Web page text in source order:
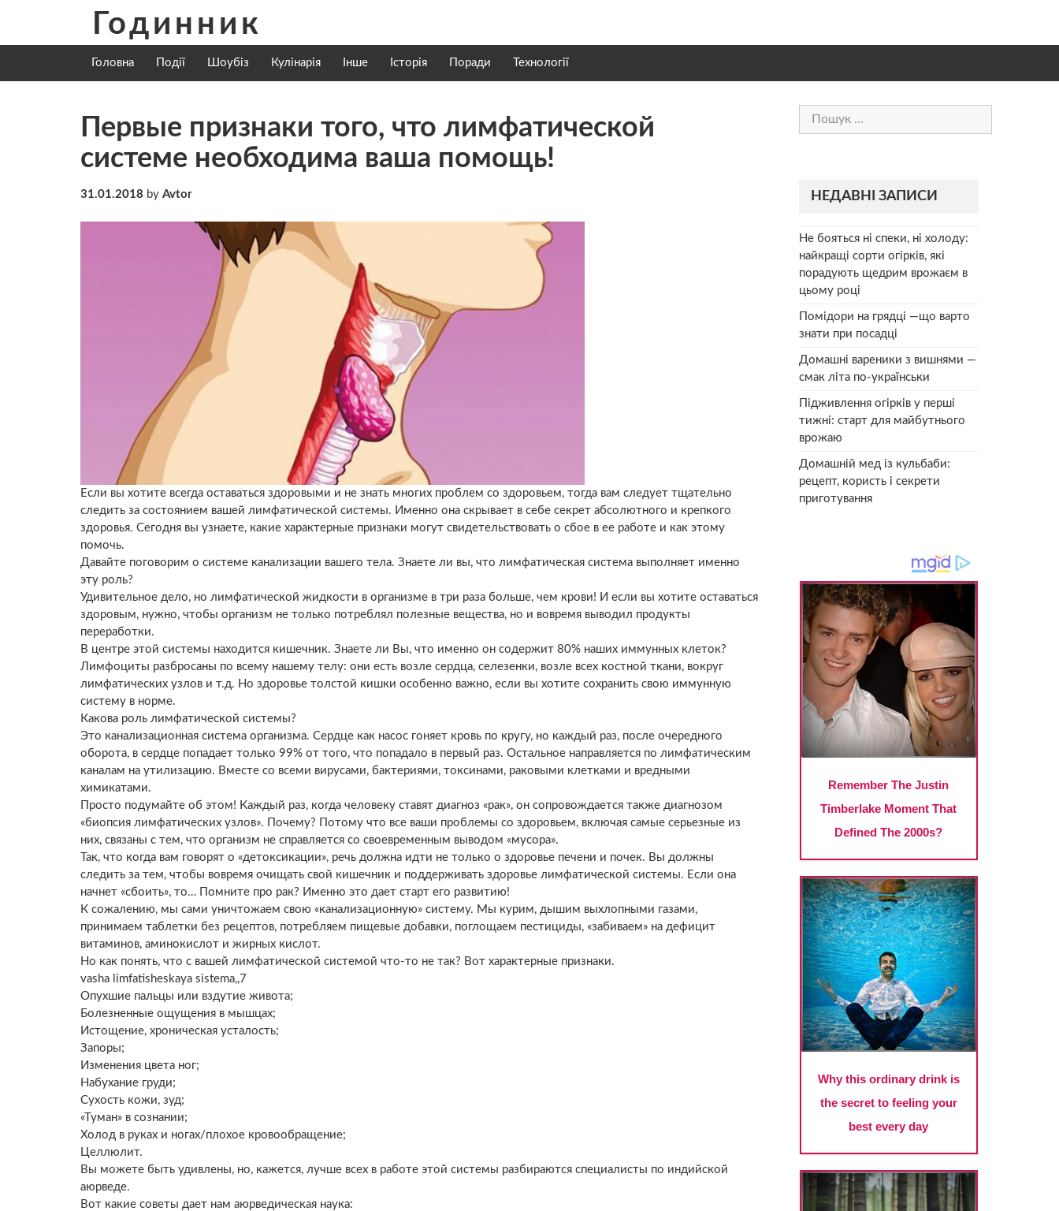
content
Годинник
Головна Події Шоубіз Кулінарія Інше Історія Поради Технології
Первые признаки того, что лимфатической
системе необходима ваша помощь!
31.01.2018 by Avtor
Если вы хотите всегда оставаться здоровыми и не знать многих проблем со здоровьем, тогда вам следует тщательно
следить за состоянием вашей лимфатической системы. Именно она скрывает в себе секрет абсолютного и крепкого
здоровья. Сегодня вы узнаете, какие характерные признаки могут свидетельствовать о сбое в ее работе и как этому
помочь.
Давайте поговорим о системе канализации вашего тела. Знаете ли вы, что лимфатическая система выполняет именно
эту роль?
Удивительное дело, но лимфатической жидкости в организме в три раза больше, чем крови! И если вы хотите оставаться
здоровым, нужно, чтобы организм не только потреблял полезные вещества, но и вовремя выводил продукты
переработки.
В центре этой системы находится кишечник. Знаете ли Вы, что именно он содержит 80% наших иммунных клеток?
Лимфоциты разбросаны по всему нашему телу: они есть возле сердца, селезенки, возле всех костной ткани, вокруг
лимфатических узлов и т.д. Но здоровье толстой кишки особенно важно, если вы хотите сохранить свою иммунную
систему в норме.
Какова роль лимфатической системы?
Это канализационная система организма. Сердце как насос гоняет кровь по кругу, но каждый раз, после очередного
оборота, в сердце попадает только 99% от того, что попадало в первый раз. Остальное направляется по лимфатическим
каналам на утилизацию. Вместе со всеми вирусами, бактериями, токсинами, раковыми клетками и вредными
химикатами.
Просто подумайте об этом! Каждый раз, когда человеку ставят диагноз «рак», он сопровождается также диагнозом
«биопсия лимфатических узлов». Почему? Потому что все ваши проблемы со здоровьем, включая самые серьезные из
них, связаны с тем, что организм не справляется со своевременным выводом «мусора».
Так, что когда вам говорят о «детоксикации», речь должна идти не только о здоровье печени и почек. Вы должны
следить за тем, чтобы вовремя очищать свой кишечник и поддерживать здоровье лимфатической системы. Если она
начнет «сбоить», то… Помните про рак? Именно это дает старт его развитию!
К сожалению, мы сами уничтожаем свою «канализационную» систему. Мы курим, дышим выхлопными газами,
принимаем таблетки без рецептов, потребляем пищевые добавки, поглощаем пестициды, «забиваем» на дефицит
витаминов, аминокислот и жирных кислот.
Но как понять, что с вашей лимфатической системой что-то не так? Вот характерные признаки.
vasha limfatisheskaya sistema,,7
Опухшие пальцы или вздутие живота;
Болезненные ощущения в мышцах;
Истощение, хроническая усталость;
Запоры;
Изменения цвета ног;
Набухание груди;
Сухость кожи, зуд;
«Туман» в сознании;
Холод в руках и ногах/плохое кровообращение;
Целлюлит.
Вы можете быть удивлены, но, кажется, лучше всех в работе этой системы разбираются специалисты по индийской
аюрведе.
Вот какие советы дает нам аюрведическая наука:
Пошук:
НЕДАВНІ ЗАПИСИ
Не бояться ні спеки, ні холоду:
найкращі сорти огірків, які
порадують щедрим врожаєм в
цьому році
Помідори на грядці —що варто
знати при посадці
Домашні вареники з вишнями —
смак літа по-українськи
Підживлення огірків у перші
тижні: старт для майбутнього
врожаю
Домашній мед із кульбаби:
рецепт, користь і секрети
приготування